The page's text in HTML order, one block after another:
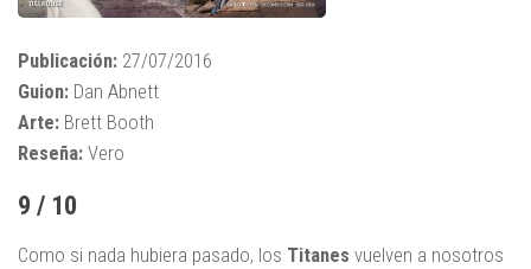
Publicación: 27/07/2016
Guion: Dan Abnett
Arte: Brett Booth
Reseña: Vero
9 / 10
Como si nada hubiera pasado, los Titanes vuelven a nosotros